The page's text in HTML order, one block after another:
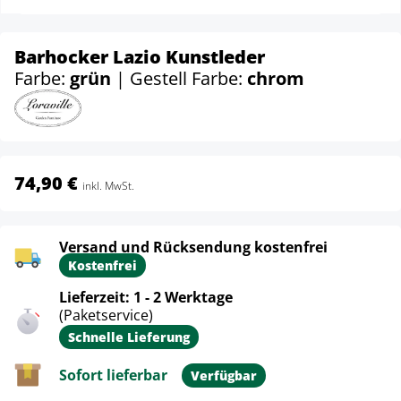
Barhocker Lazio Kunstleder
Farbe: grün | Gestell Farbe: chrom
74,90 € inkl. MwSt.
Versand und Rücksendung kostenfrei
Kostenfrei
Lieferzeit: 1 - 2 Werktage
(Paketservice)
Schnelle Lieferung
Sofort lieferbar Verfügbar